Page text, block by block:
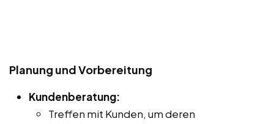
Planung und Vorbereitung
Kundenberatung:
Treffen mit Kunden, um deren